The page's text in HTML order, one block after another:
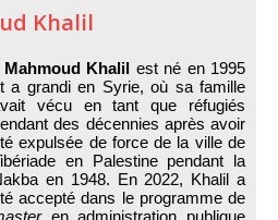
Khalil
Mahmoud Khalil est né en 1995
a grandi en Syrie, où sa famille
vécu en tant que réfugiés
des décennies après avoir
expulsée de force de la ville de
en Palestine pendant la
en 1948. En 2022, Khalil a
accepté dans le programme de
en administration publique